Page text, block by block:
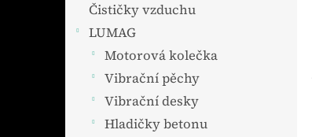
Čističky vzduchu
LUMAG
Motorová kolečka
Vibrační pěchy
Vibrační desky
Hladičky betonu